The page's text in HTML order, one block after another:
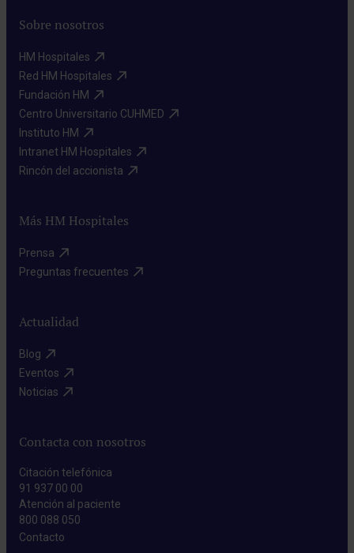
Sobre nosotros
HM Hospitales​
Red HM Hospitales​
Fundación HM​
Centro Universitario CUHMED​
Instituto HM​
Intranet HM Hospitales​
Rincón del accionista​
Más HM Hospitales
Prensa​
Preguntas frecuentes​
Actualidad
Blog​
Eventos​
Noticias​
Contacta con nosotros
Citación telefónica
91 937 00 00
Atención al paciente
800 088 050
Contacto​